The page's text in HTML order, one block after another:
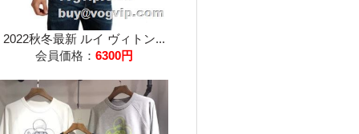
2022秋冬最新 ルイ ヴィトン...
会員価格： 6300円